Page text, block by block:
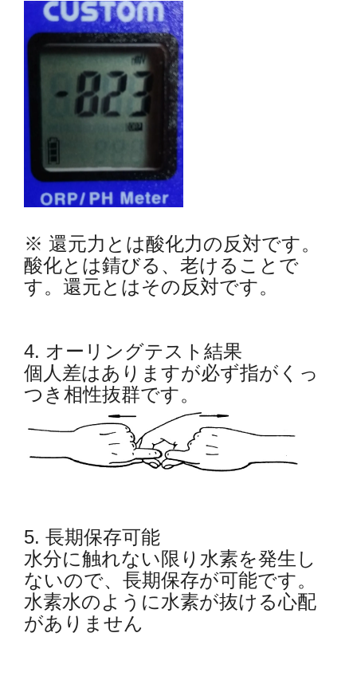
※ 還元力とは酸化力の反対です。
酸化とは錆びる、老けることで
す。還元とはその反対です。
4. オーリングテスト結果
個人差はありますが必ず指がくっ
つき相性抜群です。
5. 長期保存可能
水分に触れない限り水素を発生し
ないので、長期保存が可能です。
水素水のように水素が抜ける心配
がありません